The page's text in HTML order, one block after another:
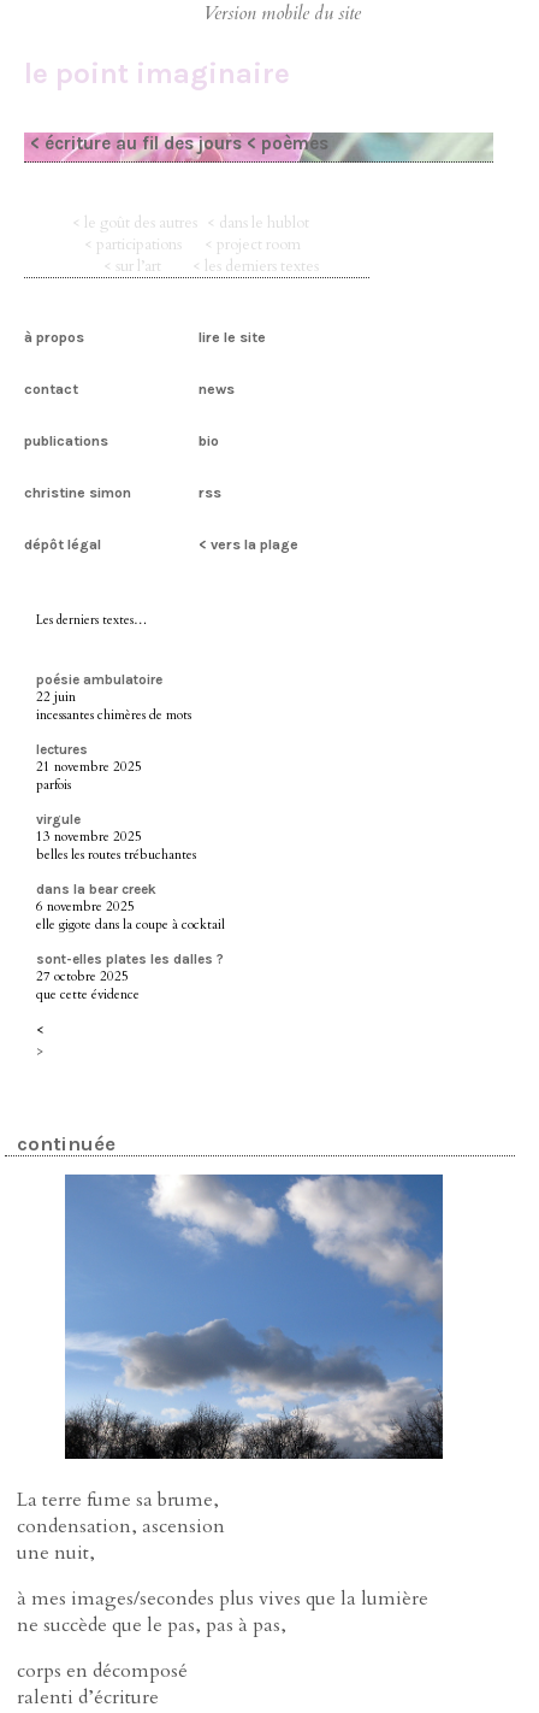
le point imaginaire
< écriture au fil des jours < poèmes
< le goût des autres < dans le hublot
< participations
< project room
< sur l’art
< les derniers textes
à propos lire le site
contact news
publications bio
christine simon rss
dépôt légal < vers la plage
Les derniers textes…
poésie ambulatoire
22 juin
incessantes chimères de mots
lectures
21 novembre 2025
parfois
virgule
13 novembre 2025
belles les routes trébuchantes
dans la bear creek
6 novembre 2025
elle gigote dans la coupe à cocktail
sont-elles plates les dalles ?
27 octobre 2025
que cette évidence
<
>
continuée
La terre fume sa brume,
condensation, ascension
une nuit,
à mes images/secondes plus vives que la lumière
ne succède que le pas, pas à pas,
corps en décomposé
ralenti d’écriture